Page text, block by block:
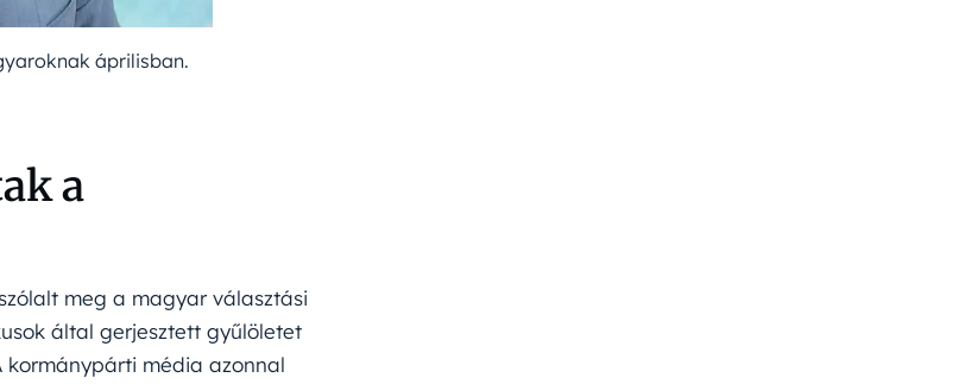
áprilisban.
a
meg a magyar választási
által gerjesztett gyűlöletet
média azonnal